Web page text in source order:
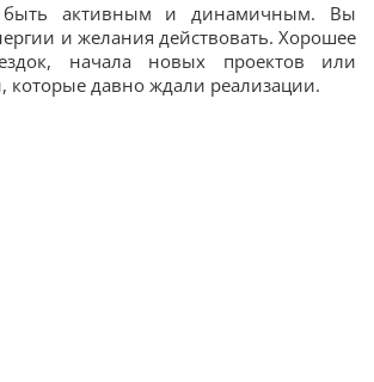
быть активным и динамичным. Вы
и желания действовать. Хорошее
начала новых проектов или
которые давно ждали реализации.